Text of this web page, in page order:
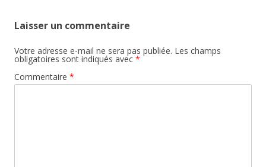
Laisser un commentaire
Votre adresse e-mail ne sera pas publiée. Les champs
obligatoires sont indiqués avec *
Commentaire *